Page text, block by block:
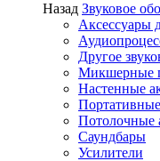
Назад Звуковое
Аксессуары
Другое
Микшерные
Настенные
Потолочные
Саундбары
Усилители